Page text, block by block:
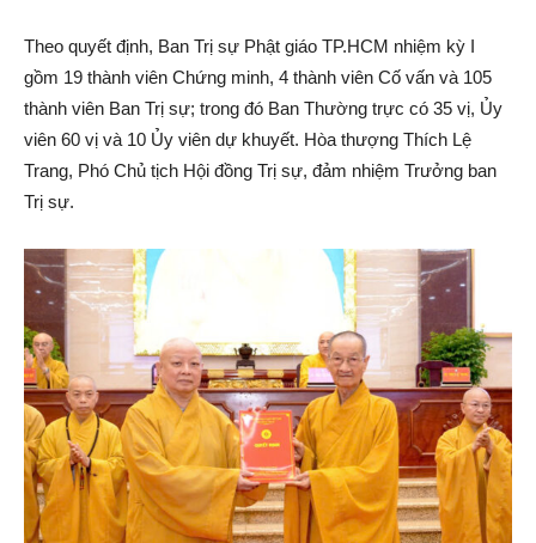
Theo quyết định, Ban Trị sự Phật giáo TP.HCM nhiệm kỳ I
gồm 19 thành viên Chứng minh, 4 thành viên Cố vấn và 105
thành viên Ban Trị sự; trong đó Ban Thường trực có 35 vị, Ủy
viên 60 vị và 10 Ủy viên dự khuyết. Hòa thượng Thích Lệ
Trang, Phó Chủ tịch Hội đồng Trị sự, đảm nhiệm Trưởng ban
Trị sự.